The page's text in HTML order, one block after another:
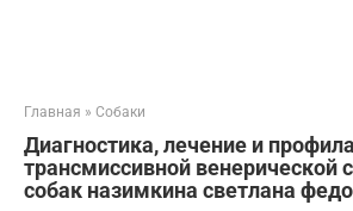
Главная » Собаки
Диагностика, лечение и
трансмиссивной венерической
собак назимкина светлана